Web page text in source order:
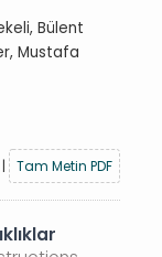
Bülent
Mustafa
| Tam Metin PDF